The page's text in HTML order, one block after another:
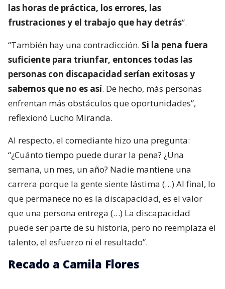
las horas de práctica, los errores, las
frustraciones y el trabajo que hay detrás”.
“También hay una contradicción. Si la pena fuera
suficiente para triunfar, entonces todas las
personas con discapacidad serían exitosas y
sabemos que no es así. De hecho, más personas
enfrentan más obstáculos que oportunidades”,
reflexionó Lucho Miranda.
Al respecto, el comediante hizo una pregunta:
“¿Cuánto tiempo puede durar la pena? ¿Una
semana, un mes, un año? Nadie mantiene una
carrera porque la gente siente lástima (…) Al final, lo
que permanece no es la discapacidad, es el valor
que una persona entrega (…) La discapacidad
puede ser parte de su historia, pero no reemplaza el
talento, el esfuerzo ni el resultado”.
Recado a Camila Flores